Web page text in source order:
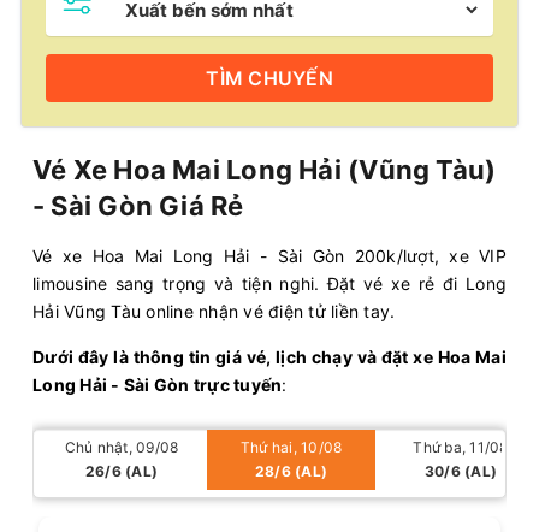
TÌM CHUYẾN
Vé Xe Hoa Mai Long Hải (Vũng Tàu)
- Sài Gòn Giá Rẻ
Vé xe Hoa Mai Long Hải - Sài Gòn 200k/lượt, xe VIP
limousine sang trọng và tiện nghi. Đặt vé xe rẻ đi Long
Hải Vũng Tàu online nhận vé điện tử liền tay.
Dưới đây là thông tin giá vé, lịch chạy và đặt xe Hoa Mai
Long Hải - Sài Gòn trực tuyến:
Chủ nhật, 09/08
26/6 (AL)
Thứ hai, 10/08
28/6 (AL)
Thứ ba, 11/08
30/6 (AL)